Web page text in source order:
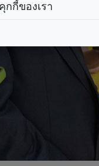
กี้ของเรา